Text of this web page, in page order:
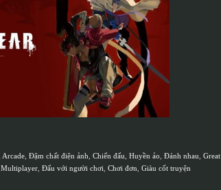
Arcade Đậm chất điện ảnh Chiến đấu Huyền ảo Đánh nhau Great
Multiplayer Đấu với người chơi Chơi đơn Giàu cốt truyện